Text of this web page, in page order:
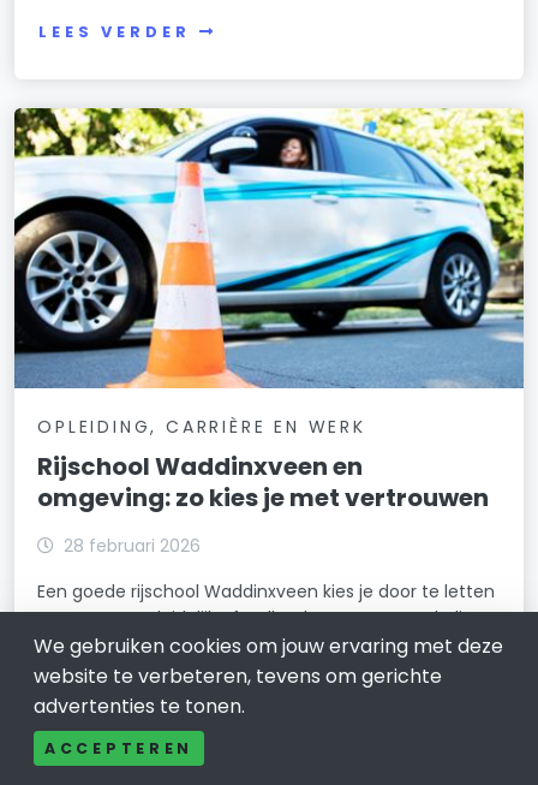
LEES VERDER
OPLEIDING, CARRIÈRE EN WERK
Rijschool Waddinxveen en
omgeving: zo kies je met vertrouwen
28 februari 2026
Een goede rijschool Waddinxveen kies je door te letten
op structuur, duidelijke feedback en een aanpak die
past bij jouw tempo. Als dat klopt, leer je rustiger, maak
je sneller progressie en ga je met meer zekerheid
richting je examen.
LEES VERDER
We gebruiken cookies om jouw ervaring met deze
website te verbeteren, tevens om gerichte
advertenties te tonen.
ACCEPTEREN